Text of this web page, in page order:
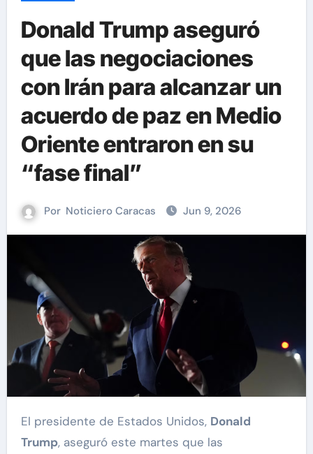
Donald Trump aseguró
que las negociaciones
con Irán para alcanzar un
acuerdo de paz en Medio
Oriente entraron en su
“fase final”
Por Noticiero Caracas Jun 9, 2026
El presidente de Estados Unidos, Donald
Trump, aseguró este martes que las